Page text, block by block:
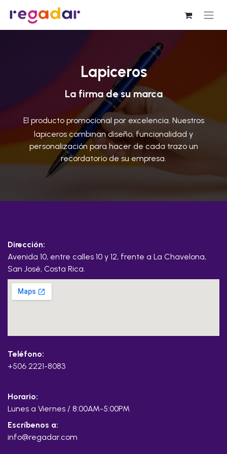
Lapiceros
La firma de su marca
El producto promocional por excelencia. Nuestros
lapiceros combinan diseño, funcionalidad y
personalización para hacer de cada trazo un
recordatorio de su empresa.
Dirección:
Avenida 10, entre calles 10 y 12, frente a La Chavelona,
San José, Costa Rica.
Teléfono:
+506 2221-8083
Horario:
Lunes a Viernes / 8:00AM-5:00PM
Escríbenos a:
info@regadar.com